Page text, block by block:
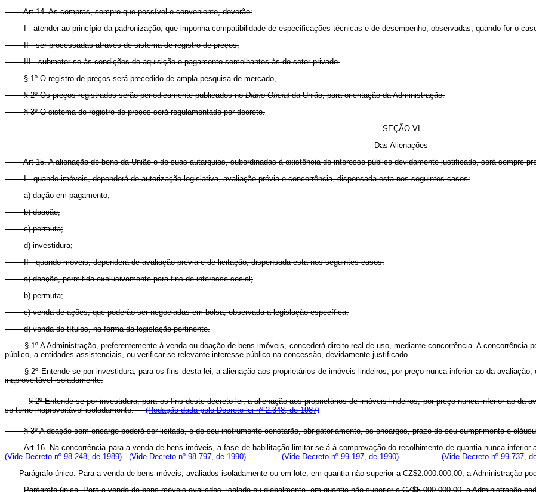
Art 14. As compras, sempre que possível e conveniente, deverão:
I - atender ao princípio da padronização, que imponha compatibilidade de especificações técnicas e de desempenho, observadas, quando for o
II - ser processadas através de sistema de registro de preços;
III - submeter-se às condições de aquisição e pagamento semelhantes às do setor privado.
§ 1º O registro de preços será precedido de ampla pesquisa de mercado,
§ 2º Os preços registrados serão periodicamente publicados noDiário Oficialda União, para orientação da Administração.
§ 3º O sistema de registro de preços será regulamentado por decreto.
SEÇÃOVI
Das Alienações
Art 15. A alienação de bens da União e de suas autarquias, subordinadas à existência de interesse público devidamente justificado, será sempre
I - quando imóveis, dependerá de autorização legislativa, avaliação prévia e concorrência, dispensada esta nos seguintes casos:
a) dação em pagamento;
b) doação;
c) permuta;
d) investidura;
II - quando móveis, dependerá de avaliação prévia e de licitação, dispensada esta nos seguintes casos:
a) doação, permitida exclusivamente para fins de interesse social;
b) permuta;
c) venda de ações, que poderão ser negociadas em bolsa, observada a legislação específica;
d) venda de títulos, na forma da legislação pertinente.
§ 1º A Administração, preferentemente à venda ou doação de bens imóveis, concederá direito real de uso, mediante concorrência. A concorrência
público, a entidades assistenciais, ou verificar-se relevante interesse público na concessão, devidamente justificado.
§ 2º Entende-se por investidura, para os fins desta lei, a alienação aos proprietários de imóveis lindeiros, por preço nunca inferior ao da avaliação,
inaproveitável isoladamente.
§ 2º Entende-se por investidura, para os fins deste decreto-lei, a alienação aos proprietários de imóveis lindeiros, por preço nunca inferior ao da
se torne inaproveitável isoladamente.
(Redação dada pelo Decreto-lei nº 2.348, de 1987)
§ 3º A doação com encargo poderá ser licitada, e de seu instrumento constarão, obrigatoriamente, os encargos, prazo de seu cumprimento e
Art 16. Na concorrência para a venda de bens imóveis, a fase de habilitação limitar-se-á à comprovação do recolhimento de quantia nunca inferior
(Vide Decreto nº 98.248, de 1989)
(Vide Decreto nº 98.797, de 1990) (Vide Decreto nº 99.197, de 1990)
(Vide Decreto nº 99.737,
Parágrafo único. Para a venda de bens móveis, avaliados isoladamente ou em lote, em quantia não superior a CZ$2.000.000,00, a Administração
Parágrafo único. Para a venda de bens móveis avaliados, isolada ou globalmente, em quantia não superior a CZ$5.000.000,00, a